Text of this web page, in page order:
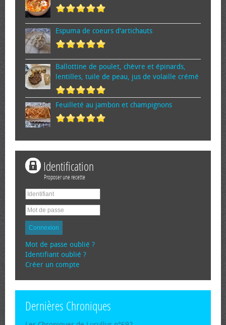
Espuma de cœurs d'artichauts
Ballottine de poulet, chèvre et épinards,
lentilles, tuile de peau, jus de volaille crémé
Feuilleté au jambon et champignons
Identification
Proposer une recette
Connexion
Mot de passe oublié ?
Identifiant oublié ?
Créer un compte
Dernières Chroniques